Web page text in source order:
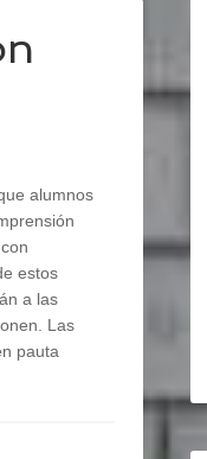
alumnos
estos
a las
Las
pauta